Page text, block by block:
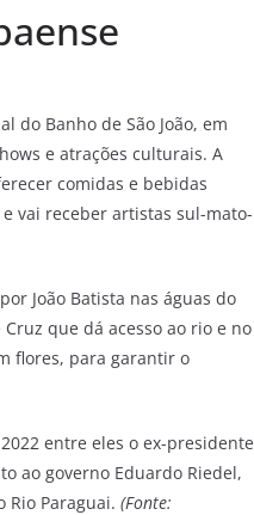
do Banho de São João, em
e atrações culturais. A
comidas e bebidas
vai receber artistas sul-mato-
João Batista nas águas do
que dá acesso ao rio e no
flores, para garantir o
entre eles o ex-presidente
ao governo Eduardo Riedel,
Paraguai. (Fonte: